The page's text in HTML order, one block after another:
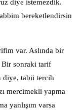
diye istemezdik.
bereketlendirsin
var. Aslında bir
Bir sonraki tarif
diye, tabii tercih
mercimekli yapma
yanlışım varsa